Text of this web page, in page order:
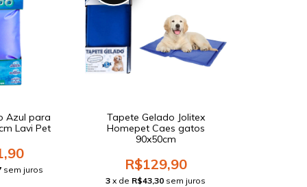
Azul para
Lavi Pet
sem juros
Tapete Gelado Jolitex
Homepet Caes gatos
90x50cm
R$129,90
3 x de R$43,30 sem juros